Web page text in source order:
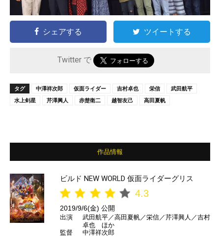
シェアする ツイートする
Twitter で
タグ 中澤祥次郎 仮面ライダー 吉村卓也 栄信
武田航平
水上剣星
芹澤興人 赤楚衛二 越智友己 高田夏帆
作品情報
ビルド NEW WORLD 仮面ライダーグリス
4.3
2019/9/6(金) 公開
出演
武田航平／高田夏帆／栄信／芹澤興人／吉村
卓也 ほか
監督
中澤祥次郎